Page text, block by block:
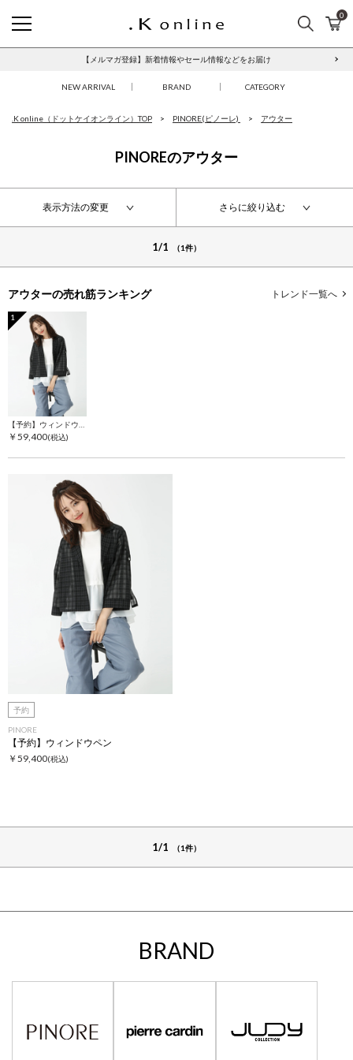
検索 カ
0
【メルマガ登録】新着情報やセール情報などをお届け
NEW ARRIVAL BRAND CATEGORY
.K online（ドットケイオンライン）TOP PINORE(ピノーレ) アウター
PINOREのアウター
表示方法の変更 さらに絞り込む
1/1 （1件）
アウターの売れ筋ランキング トレンド一覧へ
1
￥59,400(税込)
予約
PINORE
【予約】ウィンドウペン
￥59,400(税込)
1/1 （1件）
BRAND